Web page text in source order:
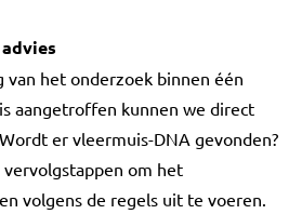
van het onderzoek binnen één
aangetroffen kunnen we direct
er vleermuis-DNA gevonden?
vervolgstappen om het
volgens de regels uit te voeren.